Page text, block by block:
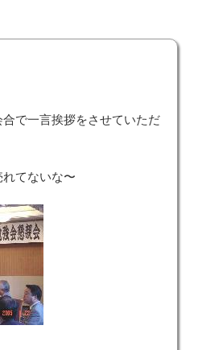
で一言挨拶をさせていただ
てないな〜